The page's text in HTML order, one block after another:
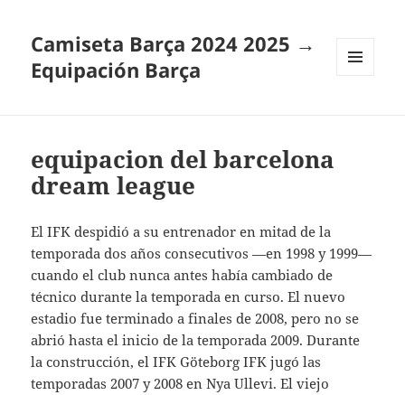
Camiseta Barça 2024 2025 →
Equipación Barça
equipacion del barcelona
dream league
El IFK despidió a su entrenador en mitad de la
temporada dos años consecutivos —en 1998 y 1999—
cuando el club nunca antes había cambiado de
técnico durante la temporada en curso. El nuevo
estadio fue terminado a finales de 2008, pero no se
abrió hasta el inicio de la temporada 2009. Durante
la construcción, el IFK Göteborg IFK jugó las
temporadas 2007 y 2008 en Nya Ullevi. El viejo